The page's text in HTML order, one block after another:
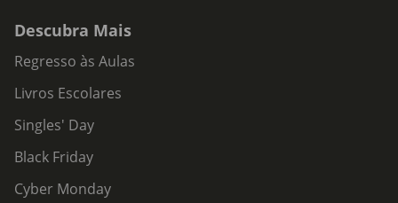
Descubra Mais
Regresso às Aulas
Livros Escolares
Singles' Day
Black Friday
Cyber Monday